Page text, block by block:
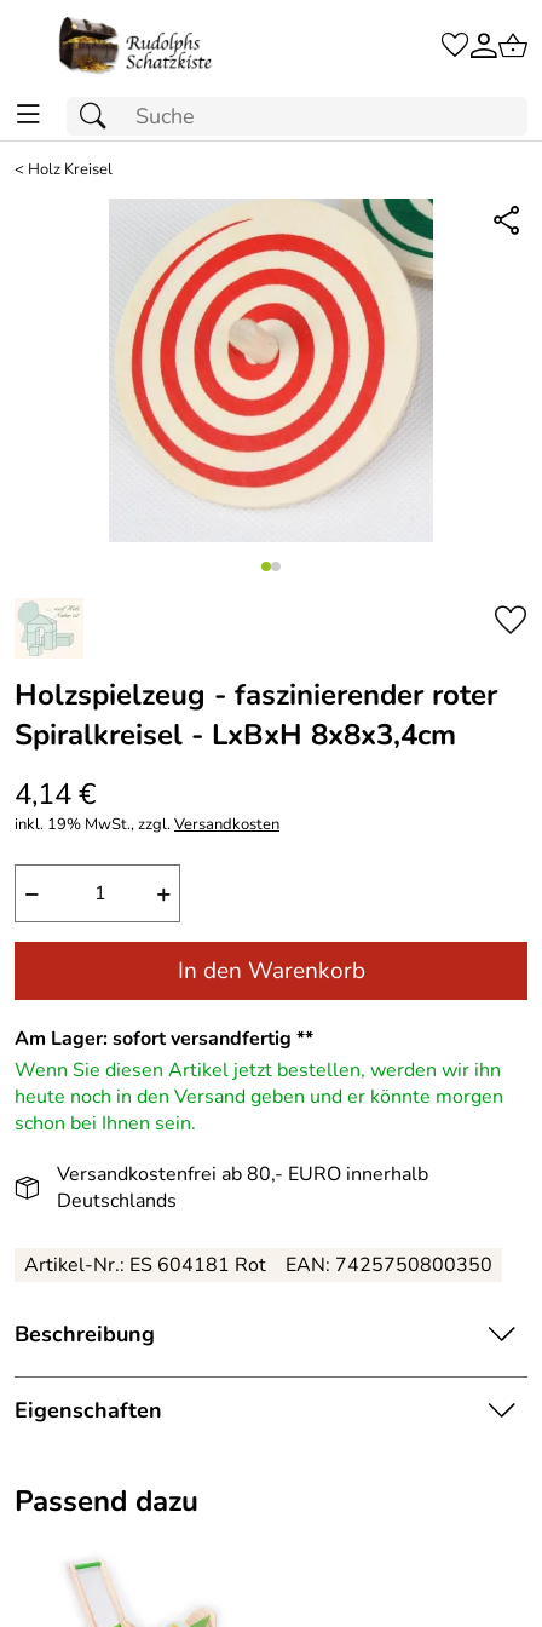
< Holz Kreisel
Holzspielzeug - faszinierender roter
Spiralkreisel - LxBxH 8x8x3,4cm
4,14 €
inkl. 19% MwSt., zzgl.Versandkosten
− +
In den Warenkorb
Am Lager: sofort versandfertig **
Wenn Sie diesen Artikel jetzt bestellen, werden wir ihn
heute noch in den Versand geben und er könnte morgen
schon bei Ihnen sein.
Versandkostenfrei ab 80,- EURO innerhalb
Deutschlands
Artikel-Nr.: ES 604181 Rot EAN: 7425750800350
Beschreibung
Faszinierender, handgefertigter Spiralkreisel in Rot –
Durchmesser ca. 8 cm
Gefertigt im Herzen des Erzgebirges, verbindet er
Beim Spielen fördert er die Feinmotorik, Kreativität und
das dreidimensionale Denken von Kindern ab 3 Jahren.
Ideal für den Einsatz in Kindergärten, Horten oder zu
Eigenschaften
Farbe:
Passend dazu